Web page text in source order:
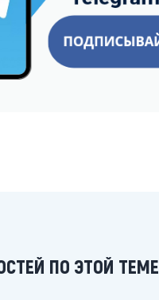
ПО ЭТОЙ ТЕМЕ